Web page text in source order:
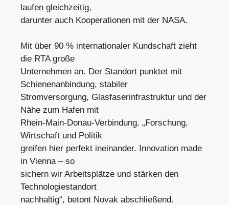
laufen gleichzeitig,
darunter auch Kooperationen mit der NASA.
Mit über 90 % internationaler Kundschaft zieht
die RTA große
Unternehmen an. Der Standort punktet mit
Schienenanbindung, stabiler
Stromversorgung, Glasfaserinfrastruktur und der
Nähe zum Hafen mit
Rhein-Main-Donau-Verbindung. „Forschung,
Wirtschaft und Politik
greifen hier perfekt ineinander. Innovation made
in Vienna – so
sichern wir Arbeitsplätze und stärken den
Technologiestandort
nachhaltig“, betont Novak abschließend.